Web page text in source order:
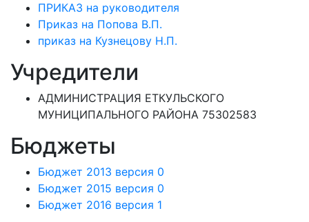
ПРИКАЗ на руководителя
Приказ на Попова В.П.
приказ на Кузнецову Н.П.
Учредители
АДМИНИСТРАЦИЯ ЕТКУЛЬСКОГО
МУНИЦИПАЛЬНОГО РАЙОНА 75302583
Бюджеты
Бюджет 2013 версия 0
Бюджет 2015 версия 0
Бюджет 2016 версия 1